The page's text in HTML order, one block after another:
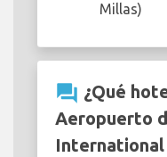
Millas)
question_answer ¿Qué
Aeropuerto